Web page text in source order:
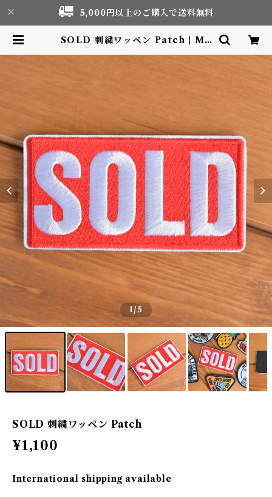
5,000円以上のご購入で送料無料
SOLD 刺繍ワッペン Patch | Mo
1/5
SOLD 刺繍ワッペン Patch
¥1,100
International shipping available